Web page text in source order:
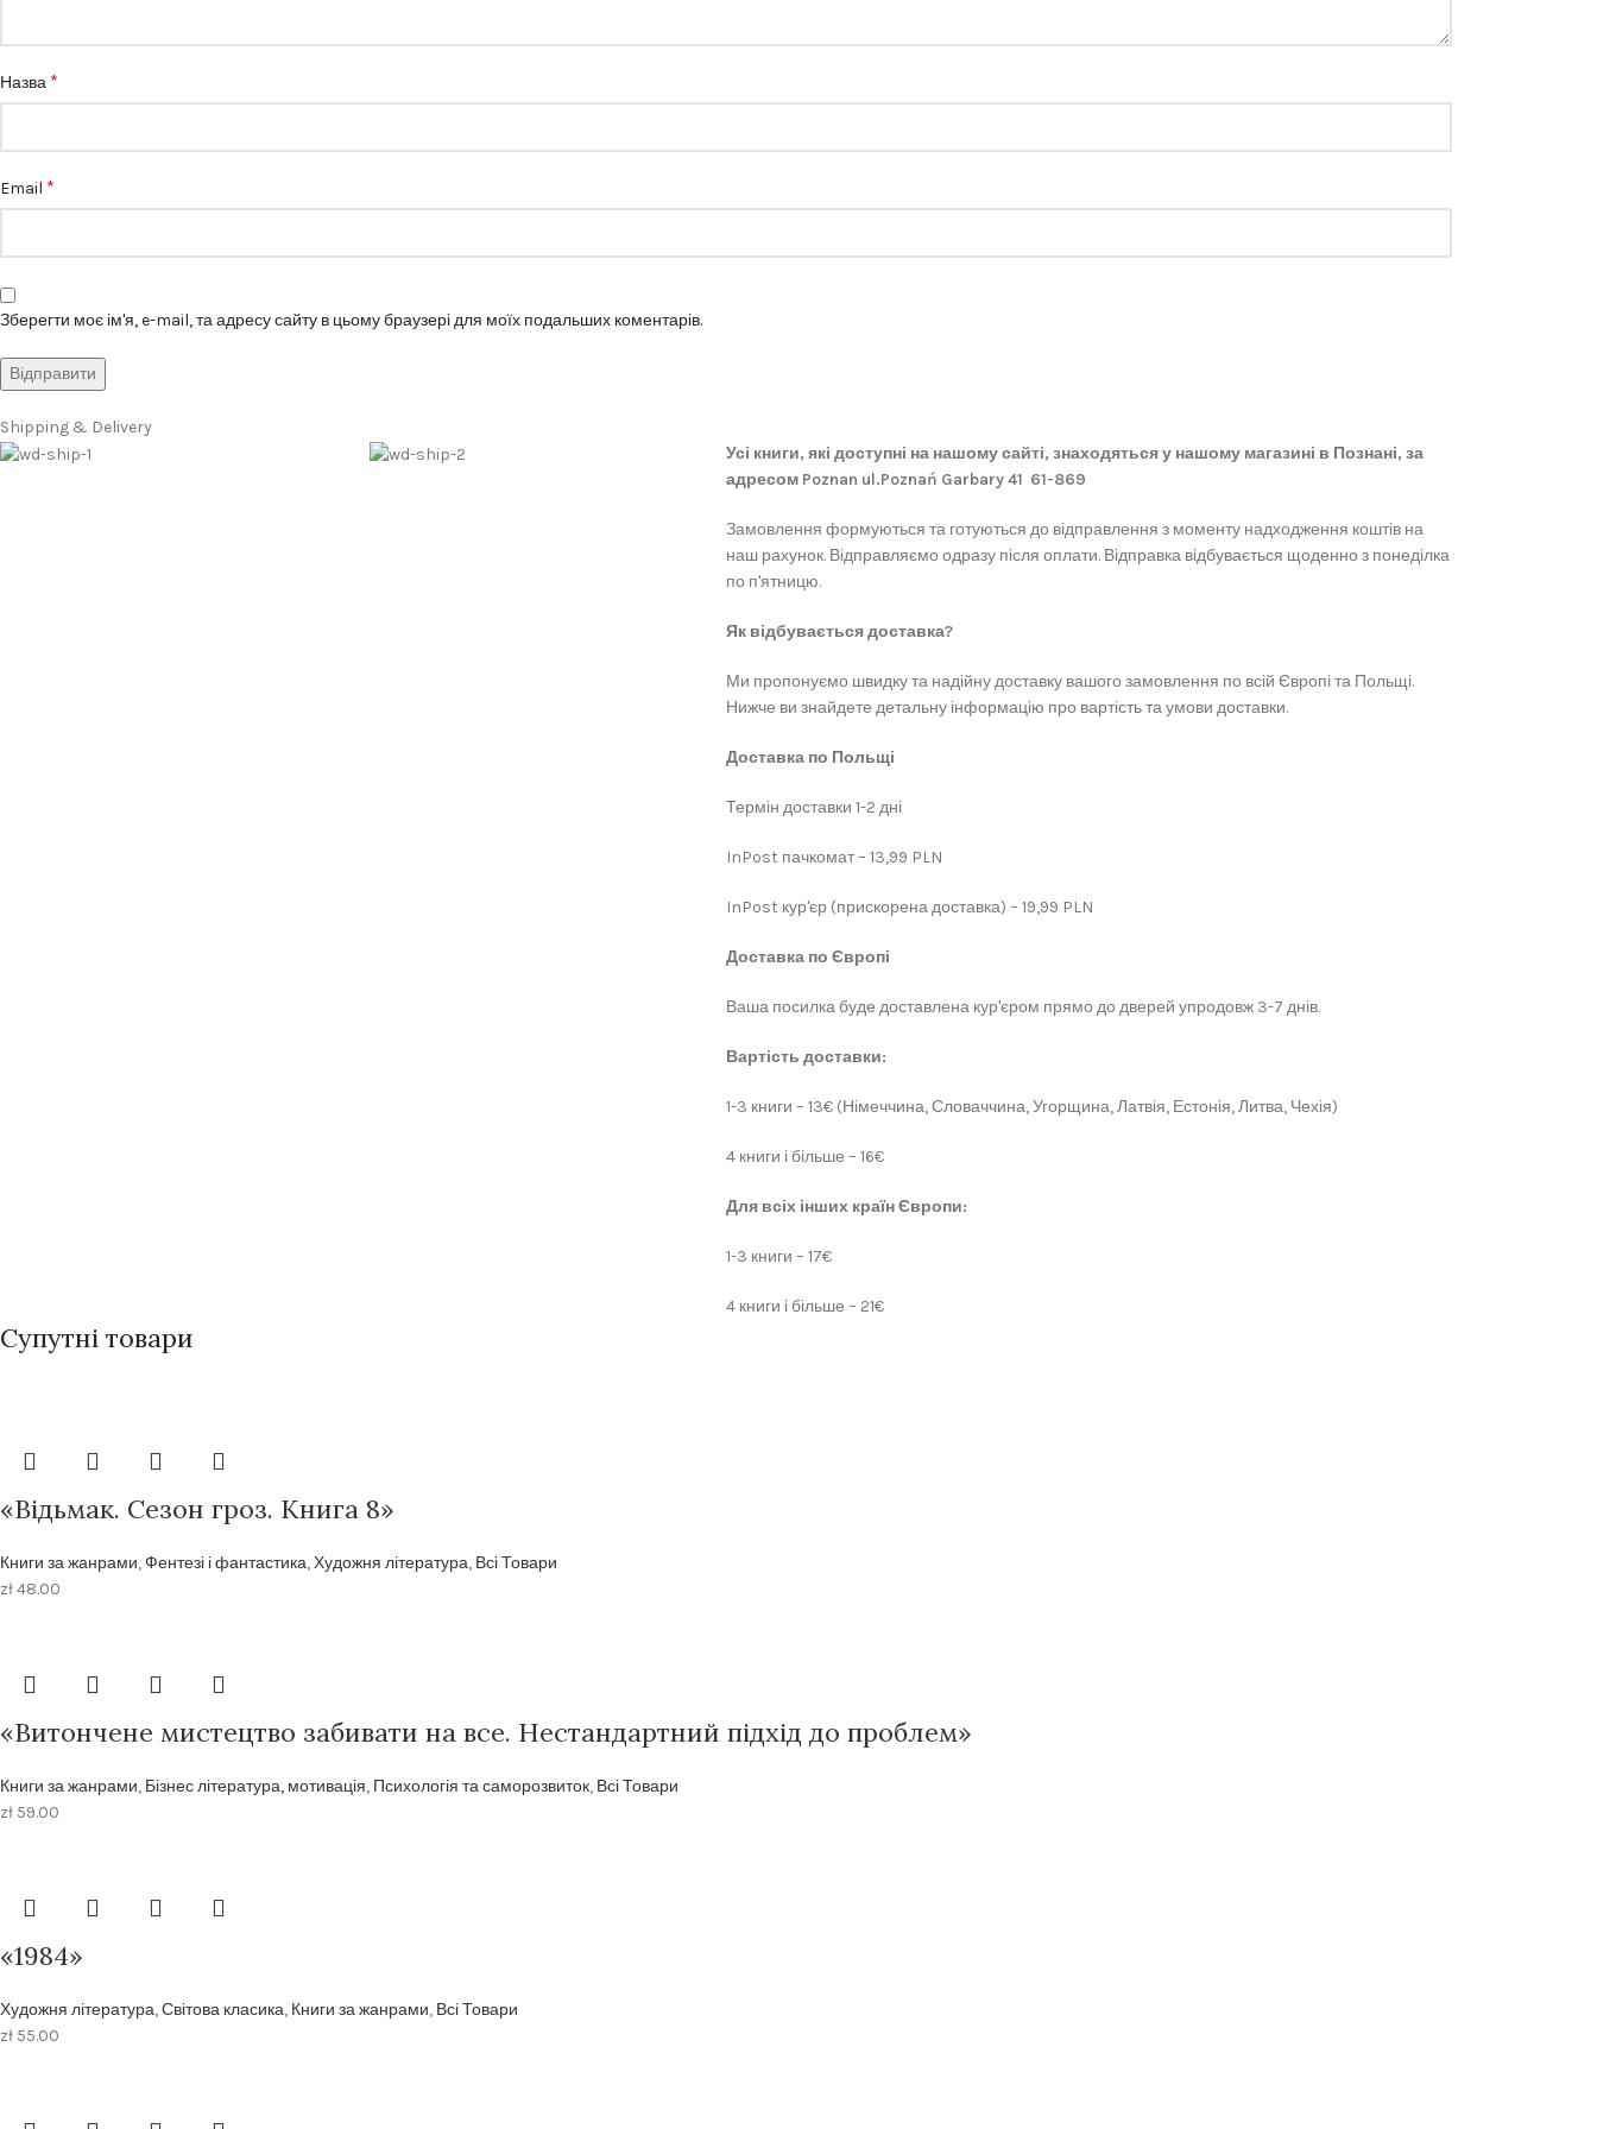
Назва *
Email *
Зберегти моє ім'я, e-mail, та адресу сайту в цьому браузері для моїх подальших коментарів.
Shipping & Delivery
Усі книги, які доступні на нашому сайті, знаходяться у нашому магазині в Познані, за
адресом Poznan ul.Poznań Garbary 41 61-869
Замовлення формуються та готуються до відправлення з моменту надходження коштів на
наш рахунок. Відправляємо одразу після оплати. Відправка відбувається щоденно з понеділка
по п'ятницю.
Як відбувається доставка?
Ми пропонуємо швидку та надійну доставку вашого замовлення по всій Європі та Польщі.
Нижче ви знайдете детальну інформацію про вартість та умови доставки.
Доставка по Польщі
Термін доставки 1-2 дні
InPost пачкомат – 13,99 PLN
InPost кур'єр (прискорена доставка) – 19,99 PLN
Доставка по Європі
Ваша посилка буде доставлена кур'єром прямо до дверей упродовж 3-7 днів.
Вартість доставки:
1-3 книги – 13€ (Німеччина, Словаччина, Угорщина, Латвія, Естонія, Литва, Чехія)
4 книги і більше – 16€
Для всіх інших країн Європи:
1-3 книги – 17€
4 книги і більше – 21€
Супутні товари
«Відьмак. Сезон гроз. Книга 8»
Книги за жанрами,Фентезі і фантастика,Художня література, Всі Товари
zł48.00
«Витончене мистецтво забивати на все. Нестандартний підхід до проблем»
Книги за жанрами, Бізнес література, мотивація, Психологія та саморозвиток, Всі Товари
zł 59.00
«1984»
Художня література,Світова класика, Книги за жанрами, Всі Товари
zł 55.00